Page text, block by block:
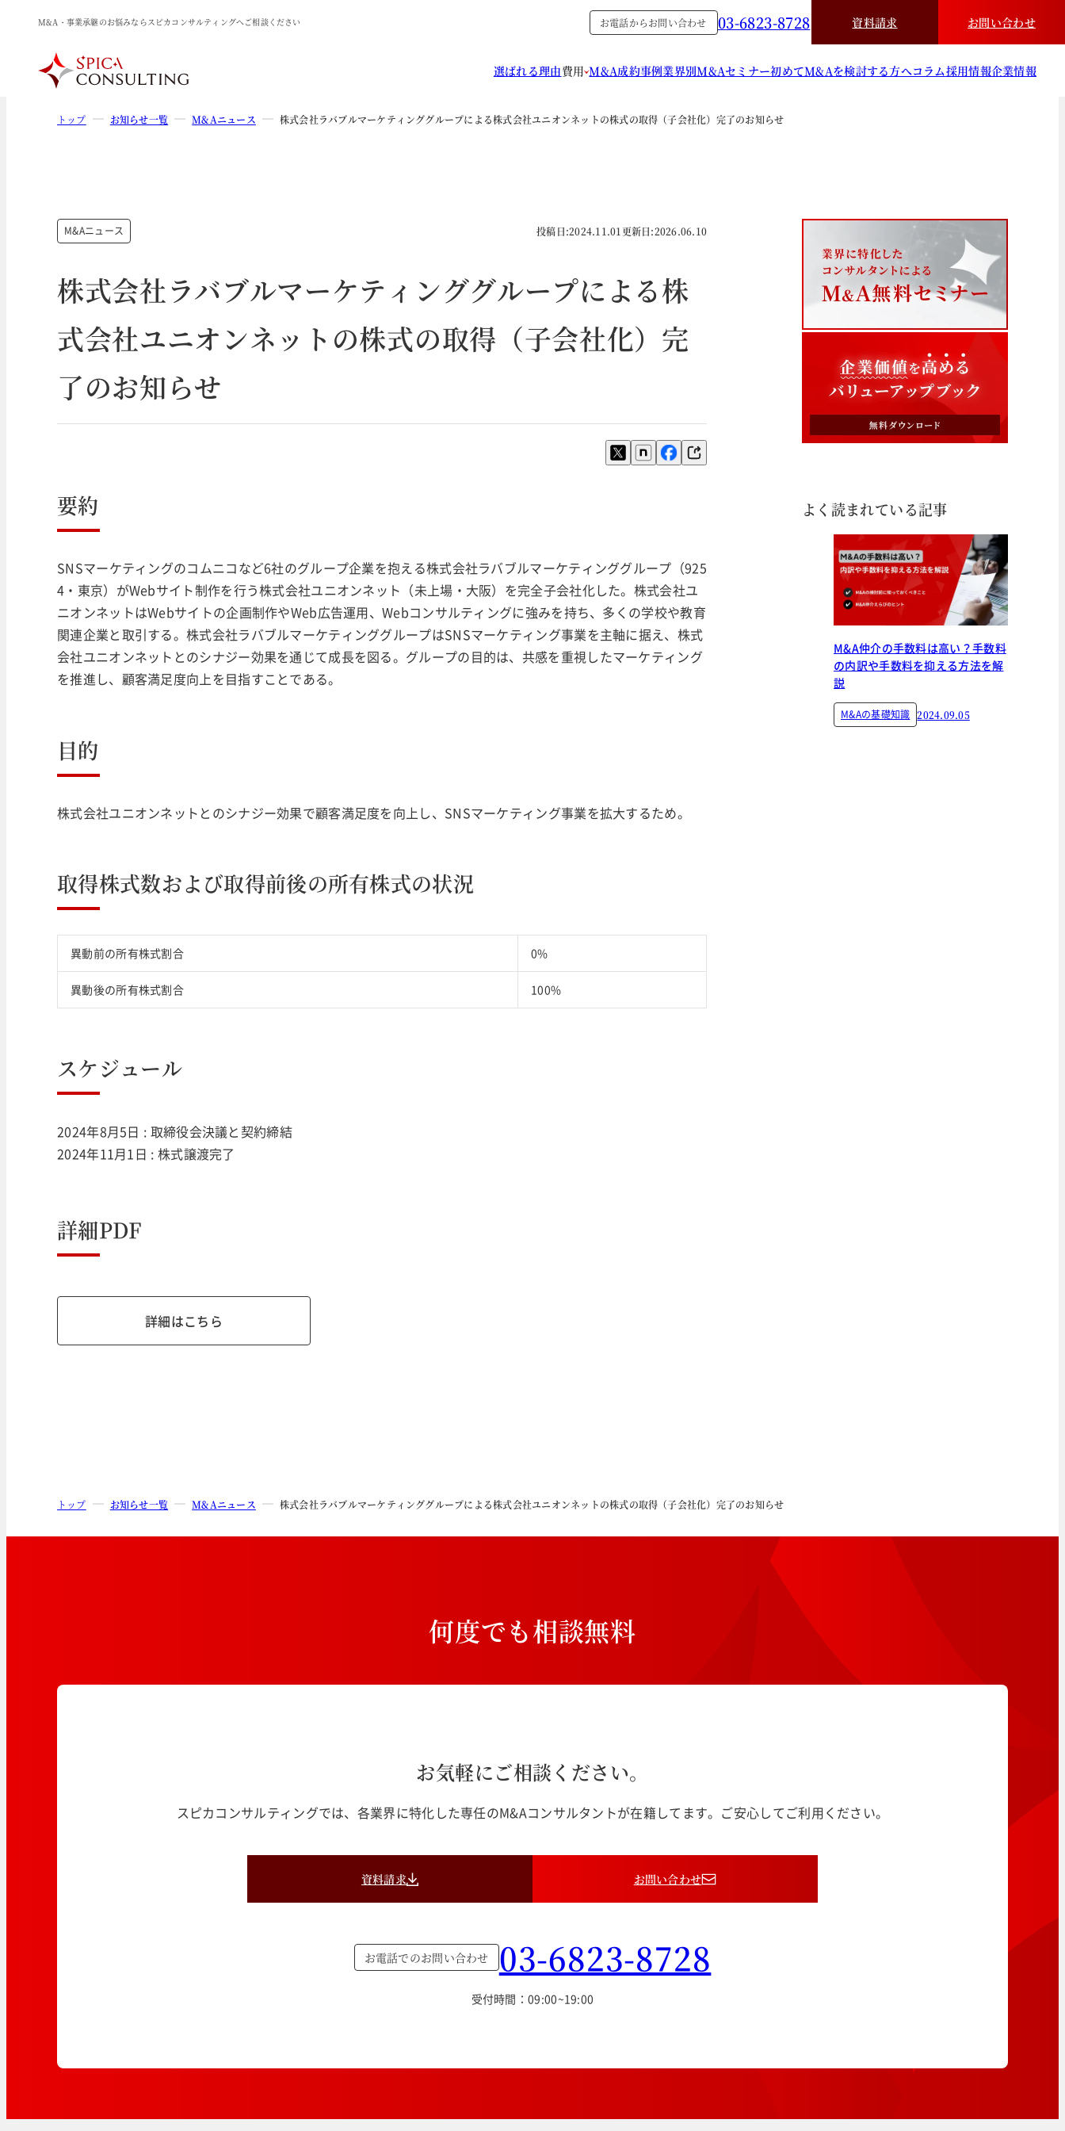
M&A・事業承継のお悩みならスピカコンサルティングへご相談ください お電話からお問い合わせ 03-6823-8728 資料請求 お問い合わせ
選ばれる理由費用 M&A成約事例業界別M&Aセミナー初めてM&Aを検討する方へコラム採用情報企業情報
トップ お知らせ一覧 M&Aニュース 株式会社ラバブルマーケティンググループによる株式会社ユニオンネットの株式の取得（子会社化）完了のお知らせ
M&Aニュース 投稿日:2024.11.01 更新日:2026.06.10
株式会社ラバブルマーケティンググループによる株
式会社ユニオンネットの株式の取得（子会社化）完
了のお知らせ
要約
SNSマーケティングのコムニコなど6社のグループ企業を抱える株式会社ラバブルマーケティンググループ（925
4・東京）がWebサイト制作を行う株式会社ユニオンネット（未上場・大阪）を完全子会社化した。株式会社ユ
ニオンネットはWebサイトの企画制作やWeb広告運用、Webコンサルティングに強みを持ち、多くの学校や教育
関連企業と取引する。株式会社ラバブルマーケティンググループはSNSマーケティング事業を主軸に据え、株式
会社ユニオンネットとのシナジー効果を通じて成長を図る。グループの目的は、共感を重視したマーケティング
を推進し、顧客満足度向上を目指すことである。
目的
株式会社ユニオンネットとのシナジー効果で顧客満足度を向上し、SNSマーケティング事業を拡大するため。
取得株式数および取得前後の所有株式の状況
異動前の所有株式割合 0%
異動後の所有株式割合 100%
スケジュール
2024年8月5日 : 取締役会決議と契約締結
2024年11月1日 : 株式譲渡完了
詳細PDF
詳細はこちら
よく読まれている記事
M&A仲介の手数料は高い？手数料
の内訳や手数料を抑える方法を解
説
M&Aの基礎知識 2024.09.05
トップ お知らせ一覧 M&Aニュース 株式会社ラバブルマーケティンググループによる株式会社ユニオンネットの株式の取得（子会社化）完了のお知らせ
何度でも相談無料
お気軽にご相談ください。
スピカコンサルティングでは、各業界に特化した専任のM&Aコンサルタントが在籍してます。ご安心してご利用ください。
資料請求 お問い合わせ
お電話でのお問い合わせ 03-6823-8728
受付時間：09:00~19:00